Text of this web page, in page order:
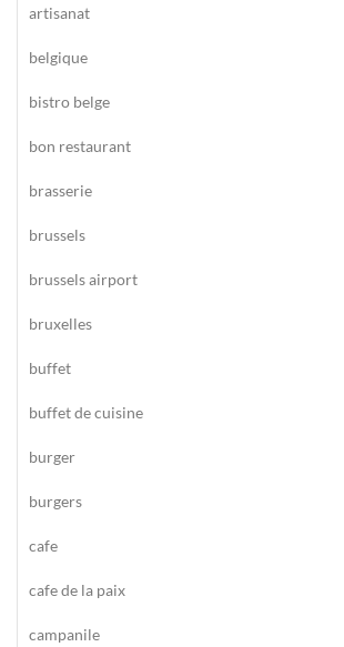
artisanat
belgique
bistro belge
bon restaurant
brasserie
brussels
brussels airport
bruxelles
buffet
buffet de cuisine
burger
burgers
cafe
cafe de la paix
campanile